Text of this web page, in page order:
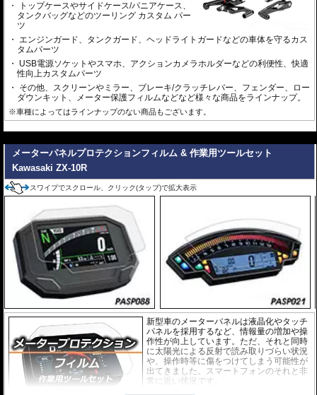
トップケースやサイドケース/パニアケース、
タンクバッグなどのツーリング カスタム パー
ツ
エンジンガード、タンクガード、ヘッドライトガードなどの車体を守るカス
タムパーツ
USB電源ソケットやスマホ、アクションカメラホルダーなどの利便性、快適
性向上カスタムパーツ
その他、スクリーンやミラー、ブレーキ/クラッチレバー、フェンダー、ロー
ダウンキット、メーター保護フィルムなどなど様々な商品をラインナップ。
※車種によってはラインナップのない商品もございます。
メーターパネルプロテクションフィルム & 作業用ツールセット
Kawasaki ZX-10R
スワイプでスクロール、クリック(タップ)で拡大表示
新型車のメーターバネルは液晶化やタッチ
パネルを採用するなど、情報量の増加や操
作性が向上しています。ただ、それと同時
に太陽光による反射で読み取りづらい状況
や、操作時等に傷をつけてしまう可能性が
出てきました。スマートフォンのそれと非
常に近い状況です。